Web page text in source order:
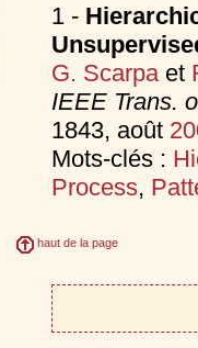
1 -
G. Scarpaet
IEEE Trans.
1843, août
Mots-clés :
Process,
haut de la page